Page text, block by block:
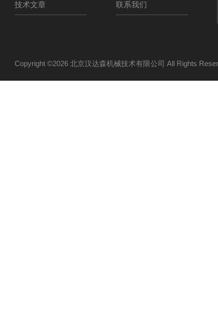
技术文章 联系我们
Copyright ©2026 北京汉达森机械技术有限公司 All Rights